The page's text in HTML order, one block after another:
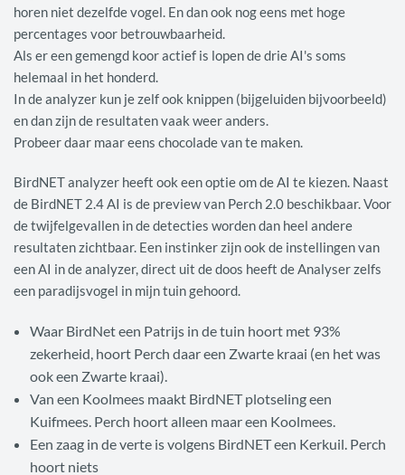
horen niet dezelfde vogel. En dan ook nog eens met hoge
percentages voor betrouwbaarheid.
Als er een gemengd koor actief is lopen de drie AI's soms
helemaal in het honderd.
In de analyzer kun je zelf ook knippen (bijgeluiden bijvoorbeeld)
en dan zijn de resultaten vaak weer anders.
Probeer daar maar eens chocolade van te maken.
BirdNET analyzer heeft ook een optie om de AI te kiezen. Naast
de BirdNET 2.4 AI is de preview van Perch 2.0 beschikbaar. Voor
de twijfelgevallen in de detecties worden dan heel andere
resultaten zichtbaar. Een instinker zijn ook de instellingen van
een AI in de analyzer, direct uit de doos heeft de Analyser zelfs
een paradijsvogel in mijn tuin gehoord.
Waar BirdNet een Patrijs in de tuin hoort met 93%
zekerheid, hoort Perch daar een Zwarte kraai (en het was
ook een Zwarte kraai).
Van een Koolmees maakt BirdNET plotseling een
Kuifmees. Perch hoort alleen maar een Koolmees.
Een zaag in de verte is volgens BirdNET een Kerkuil. Perch
hoort niets